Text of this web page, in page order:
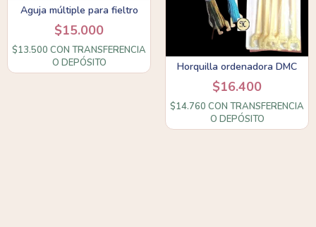
Aguja múltiple para fieltro
$15.000
$13.500 CON TRANSFERENCIA
O DEPÓSITO
Horquilla ordenadora DMC
$16.400
$14.760 CON TRANSFERENCIA
O DEPÓSITO